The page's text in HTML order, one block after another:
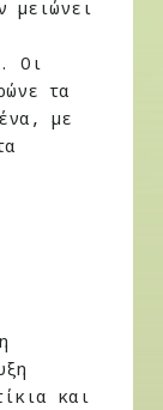
μειώνει
Οι
τα
με
και